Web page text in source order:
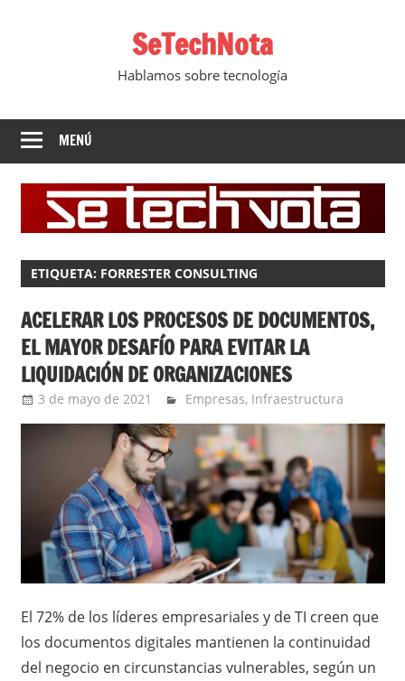
SeTechNota
Hablamos sobre tecnología
MENÚ
ETIQUETA: FORRESTER CONSULTING
ACELERAR LOS PROCESOS DE DOCUMENTOS,
EL MAYOR DESAFÍO PARA EVITAR LA
LIQUIDACIÓN DE ORGANIZACIONES
3 de mayo de 2021 Ernesto Herrera
Empresas, Infraestructura
El 72% de los líderes empresariales y de TI creen que
los documentos digitales mantienen la continuidad
del negocio en circunstancias vulnerables, según un